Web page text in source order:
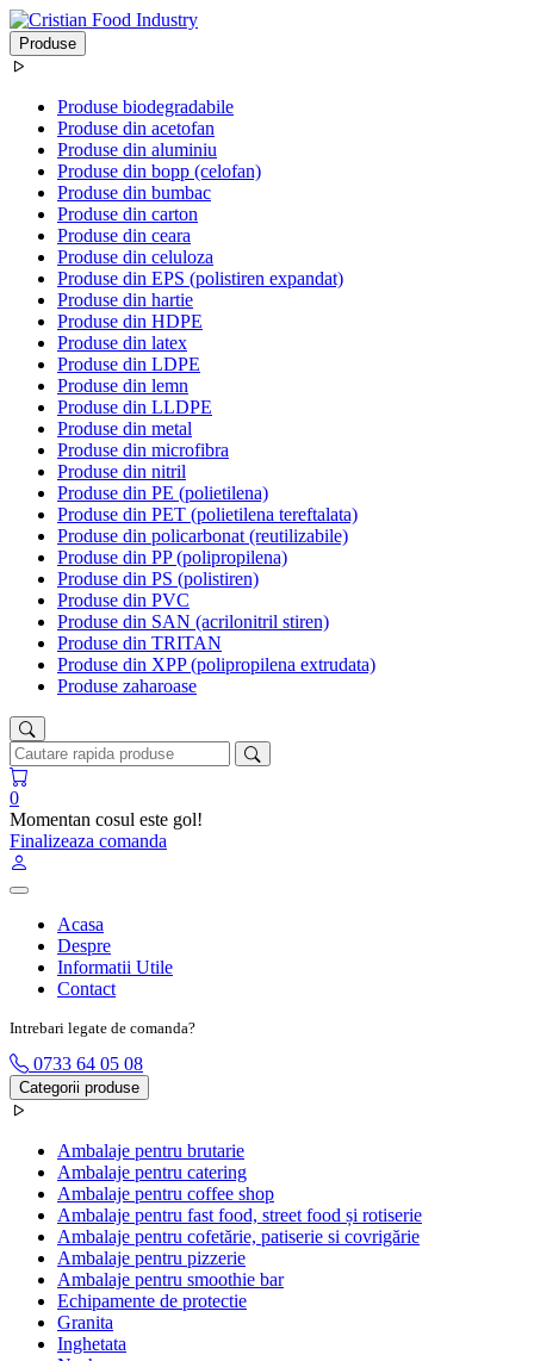
Produse
Produse biodegradabile
Produse din acetofan
Produse din aluminiu
Produse din bopp (celofan)
Produse din bumbac
Produse din carton
Produse din ceara
Produse din celuloza
Produse din EPS (polistiren expandat)
Produse din hartie
Produse din HDPE
Produse din latex
Produse din LDPE
Produse din lemn
Produse din LLDPE
Produse din metal
Produse din microfibra
Produse din nitril
Produse din PE (polietilena)
Produse din PET (polietilena tereftalata)
Produse din policarbonat (reutilizabile)
Produse din PP (polipropilena)
Produse din PS (polistiren)
Produse din PVC
Produse din SAN (acrilonitril stiren)
Produse din TRITAN
Produse din XPP (polipropilena extrudata)
Produse zaharoase
0
Momentan cosul este gol!
Finalizeaza comanda
Acasa
Despre
Informatii Utile
Contact
Intrebari legate de comanda?
0733 64 05 08
Categorii produse
Ambalaje pentru brutarie
Ambalaje pentru catering
Ambalaje pentru coffee shop
Ambalaje pentru fast food, street food și rotiserie
Ambalaje pentru cofetărie, patiserie si covrigărie
Ambalaje pentru pizzerie
Ambalaje pentru smoothie bar
Echipamente de protectie
Granita
Inghetata